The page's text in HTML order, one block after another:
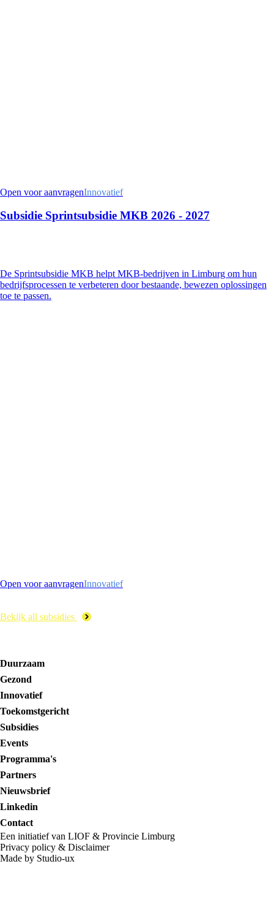
Open voor aanvragenInnovatief
Subsidie Sprintsubsidie MKB 2026 - 2027
De Sprintsubsidie MKB helpt MKB-bedrijven in Limburg om hun
bedrijfsprocessen te verbeteren door bestaande, bewezen oplossingen
toe te passen.
Open voor aanvragenInnovatief
Bekijk all subsidies
Duurzaam
Gezond
Innovatief
Toekomstgericht
Subsidies
Events
Programma's
Partners
Nieuwsbrief
Linkedin
Contact
Een initiatief van LIOF & Provincie Limburg
Privacy policy & Disclaimer
Made by Studio-ux